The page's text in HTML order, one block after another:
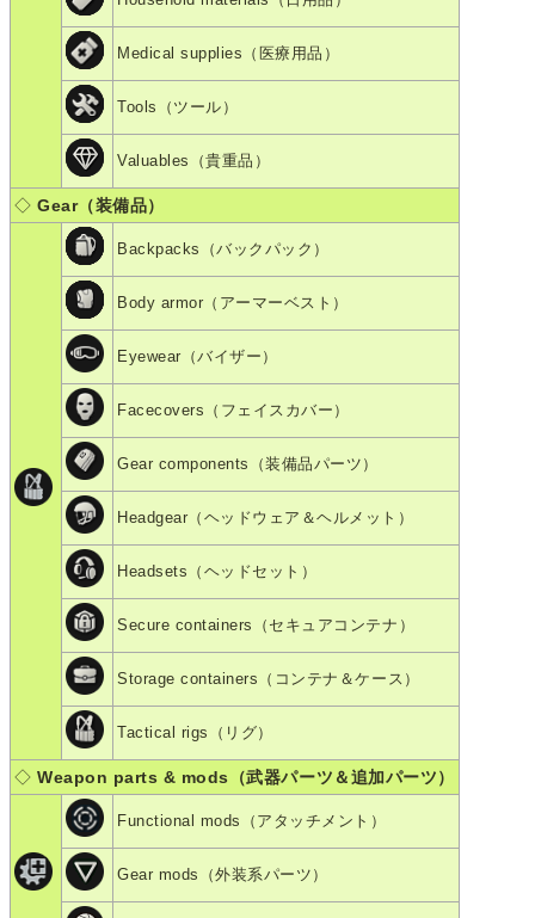
Medical supplies（医療用品）
Tools（ツール）
Valuables（貴重品）
◇Gear（装備品）
Backpacks（バックパック）
Body armor（アーマーベスト）
Eyewear（バイザー）
Facecovers（フェイスカバー）
Gear components（装備品パーツ）
Headgear（ヘッドウェア＆ヘルメット）
Headsets（ヘッドセット）
Secure containers（セキュアコンテナ）
Storage containers（コンテナ＆ケース）
Tactical rigs（リグ）
◇Weapon parts & mods（武器パーツ＆追加パーツ）
Functional mods（アタッチメント）
Gear mods（外装系パーツ）